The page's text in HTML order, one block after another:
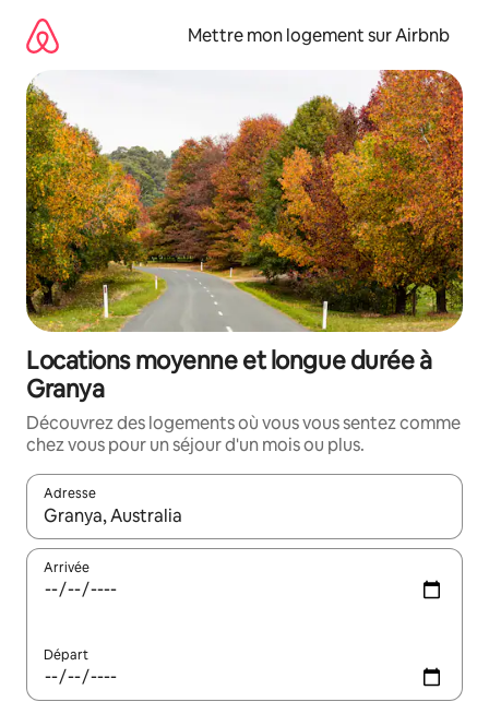
directement
contenu
Mettre mon logement sur Airbnb
Locations moyenne et longue durée à
Granya
Découvrez des logements où vous vous sentez comme
chez vous pour un séjour d'un mois ou plus.
Adresse
Lorsque les résultats s'affichent, utilisez les flèches vers le
Arrivée
Départ